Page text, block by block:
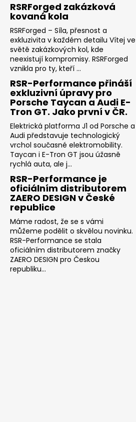
RSRForged zakázková
kovaná kola
RSRForged – Síla, přesnost a
exkluzivita v každém detailu Vítej ve
světě zakázkových kol, kde
neexistují kompromisy. RSRForged
vznikla pro ty, kteří ...
RSR-Performance přináší
exkluzivní úpravy pro
Porsche Taycan a Audi E-
Tron GT. Jako první v ČR.
Elektrická platforma J1 od Porsche a
Audi představuje technologický
vrchol současné elektromobility.
Taycan i E-Tron GT jsou úžasně
rychlá auta, ale j...
RSR-Performance je
oficiálním distributorem
ZAERO DESIGN v České
republice
Máme radost, že se s vámi
můžeme podělit o skvělou novinku.
RSR-Performance se stala
oficiálním distributorem značky
ZAERO DESIGN pro Českou
republiku...